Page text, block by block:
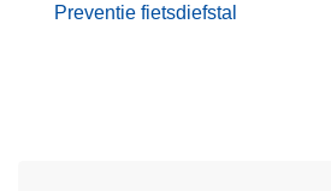
Preventie fietsdiefstal